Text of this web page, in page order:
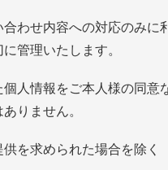
わせ内容への対応のみに
管理いたします。
個人情報をご本人様の同意
りません。
を求められた場合を除く